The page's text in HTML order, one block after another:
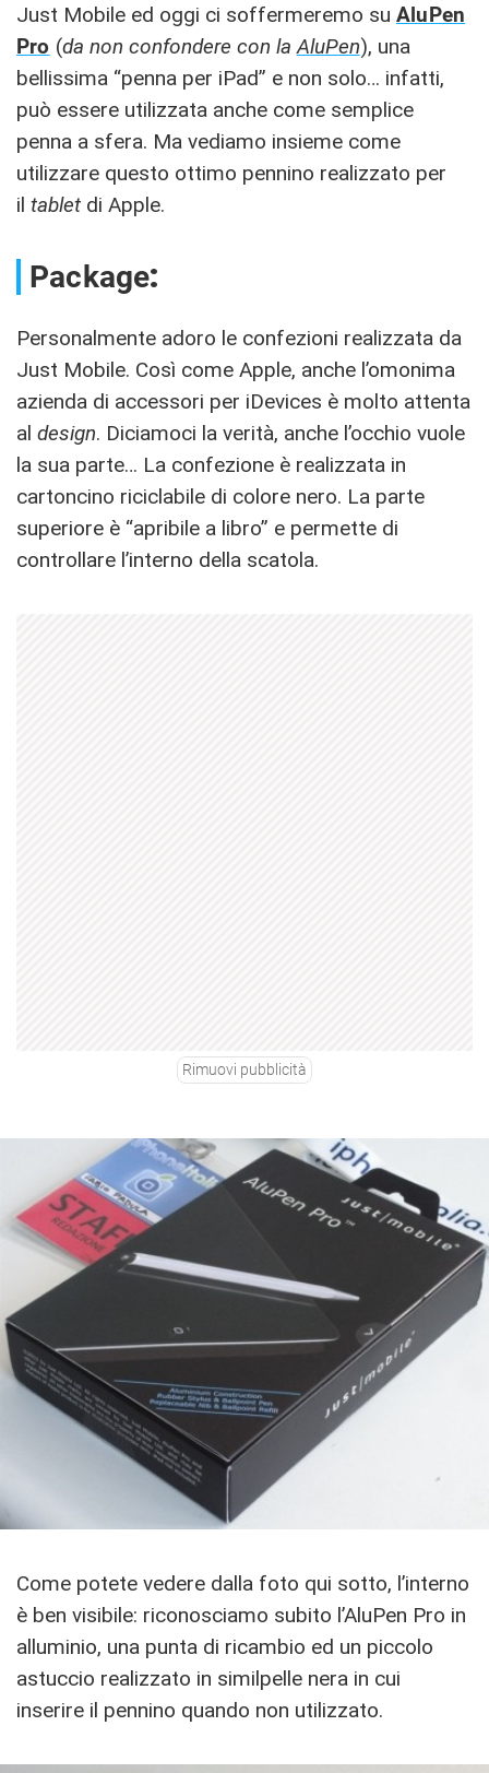
Just Mobile ed oggi ci soffermeremo su AluPen
Pro (da non confondere con la AluPen), una
bellissima “penna per iPad” e non solo… infatti,
può essere utilizzata anche come semplice
penna a sfera. Ma vediamo insieme come
utilizzare questo ottimo pennino realizzato per
il tablet di Apple.
Package:
Personalmente adoro le confezioni realizzata da
Just Mobile. Così come Apple, anche l’omonima
azienda di accessori per iDevices è molto attenta
al design. Diciamoci la verità, anche l’occhio vuole
la sua parte… La confezione è realizzata in
cartoncino riciclabile di colore nero. La parte
superiore è “apribile a libro” e permette di
controllare l’interno della scatola.
Rimuovi pubblicità
Come potete vedere dalla foto qui sotto, l’interno
è ben visibile: riconosciamo subito l’AluPen Pro in
alluminio, una punta di ricambio ed un piccolo
astuccio realizzato in similpelle nera in cui
inserire il pennino quando non utilizzato.